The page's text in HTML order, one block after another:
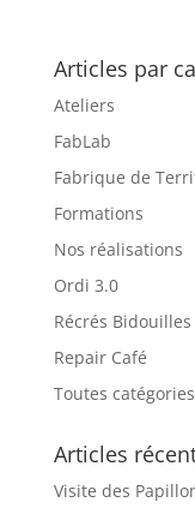
Articles par
Ateliers
FabLab
Fabrique de
Formations
Nos réalisations
Ordi 3.0
Récrés Bidouilles
Repair Café
Toutes catégories
Articles
Visite des